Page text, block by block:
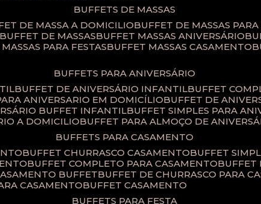
BUFFETS DE MASSAS
DE MASSA A DOMICILIO
BUFFET DE MASSAS
BUFFET DE MASSAS BUFFET MASSAS ANIVERSÁRIO
MASSAS PARA FESTAS BUFFET MASSAS CASAMENTO
BUFFETS PARA ANIVERSÁRIO
BUFFET DE ANIVERSÁRIO INFANTIL
BUFFET
ANIVERSARIO EM DOMICÍLIO
BUFFET DE
BUFFET INFANTIL
BUFFET SIMPLES PARA
A DOMICILIO
BUFFET PARA ALMOÇO DE
BUFFETS PARA CASAMENTO
BUFFET CHURRASCO CASAMENTO
BUFFET
BUFFET COMPLETO PARA CASAMENTO
CASAMENTO BUFFET
BUFFET DE CHURRASCO PARA
CASAMENTO
BUFFET CASAMENTO
BUFFETS PARA FESTA